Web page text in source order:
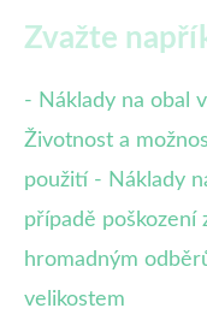
Zvažte
- Náklady na obal
Životnost a
použití - Náklady
případě poškození
hromadným
velikostem